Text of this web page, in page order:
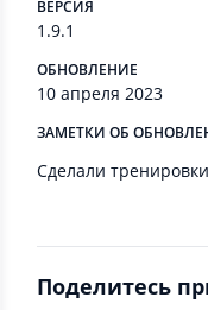
ВЕРСИЯ
1.9.1
ОБНОВЛЕНИЕ
10 апреля 2023
ЗАМЕТКИ ОБ
Сделали
Поделитесь